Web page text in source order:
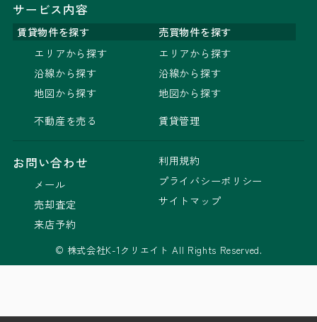
サービス内容
賃貸物件を探す
売買物件を探す
エリアから探す
沿線から探す
地図から探す
不動産を売る
エリアから探す
沿線から探す
地図から探す
賃貸管理
お問い合わせ
メール
売却査定
来店予約
利用規約
プライバシーポリシー
サイトマップ
© 株式会社K-1クリエイト All Rights Reserved.